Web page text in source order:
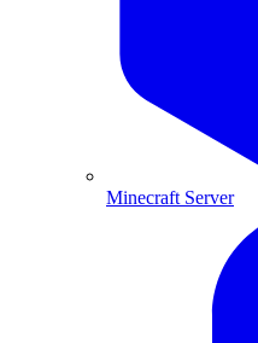
Minecraft Server